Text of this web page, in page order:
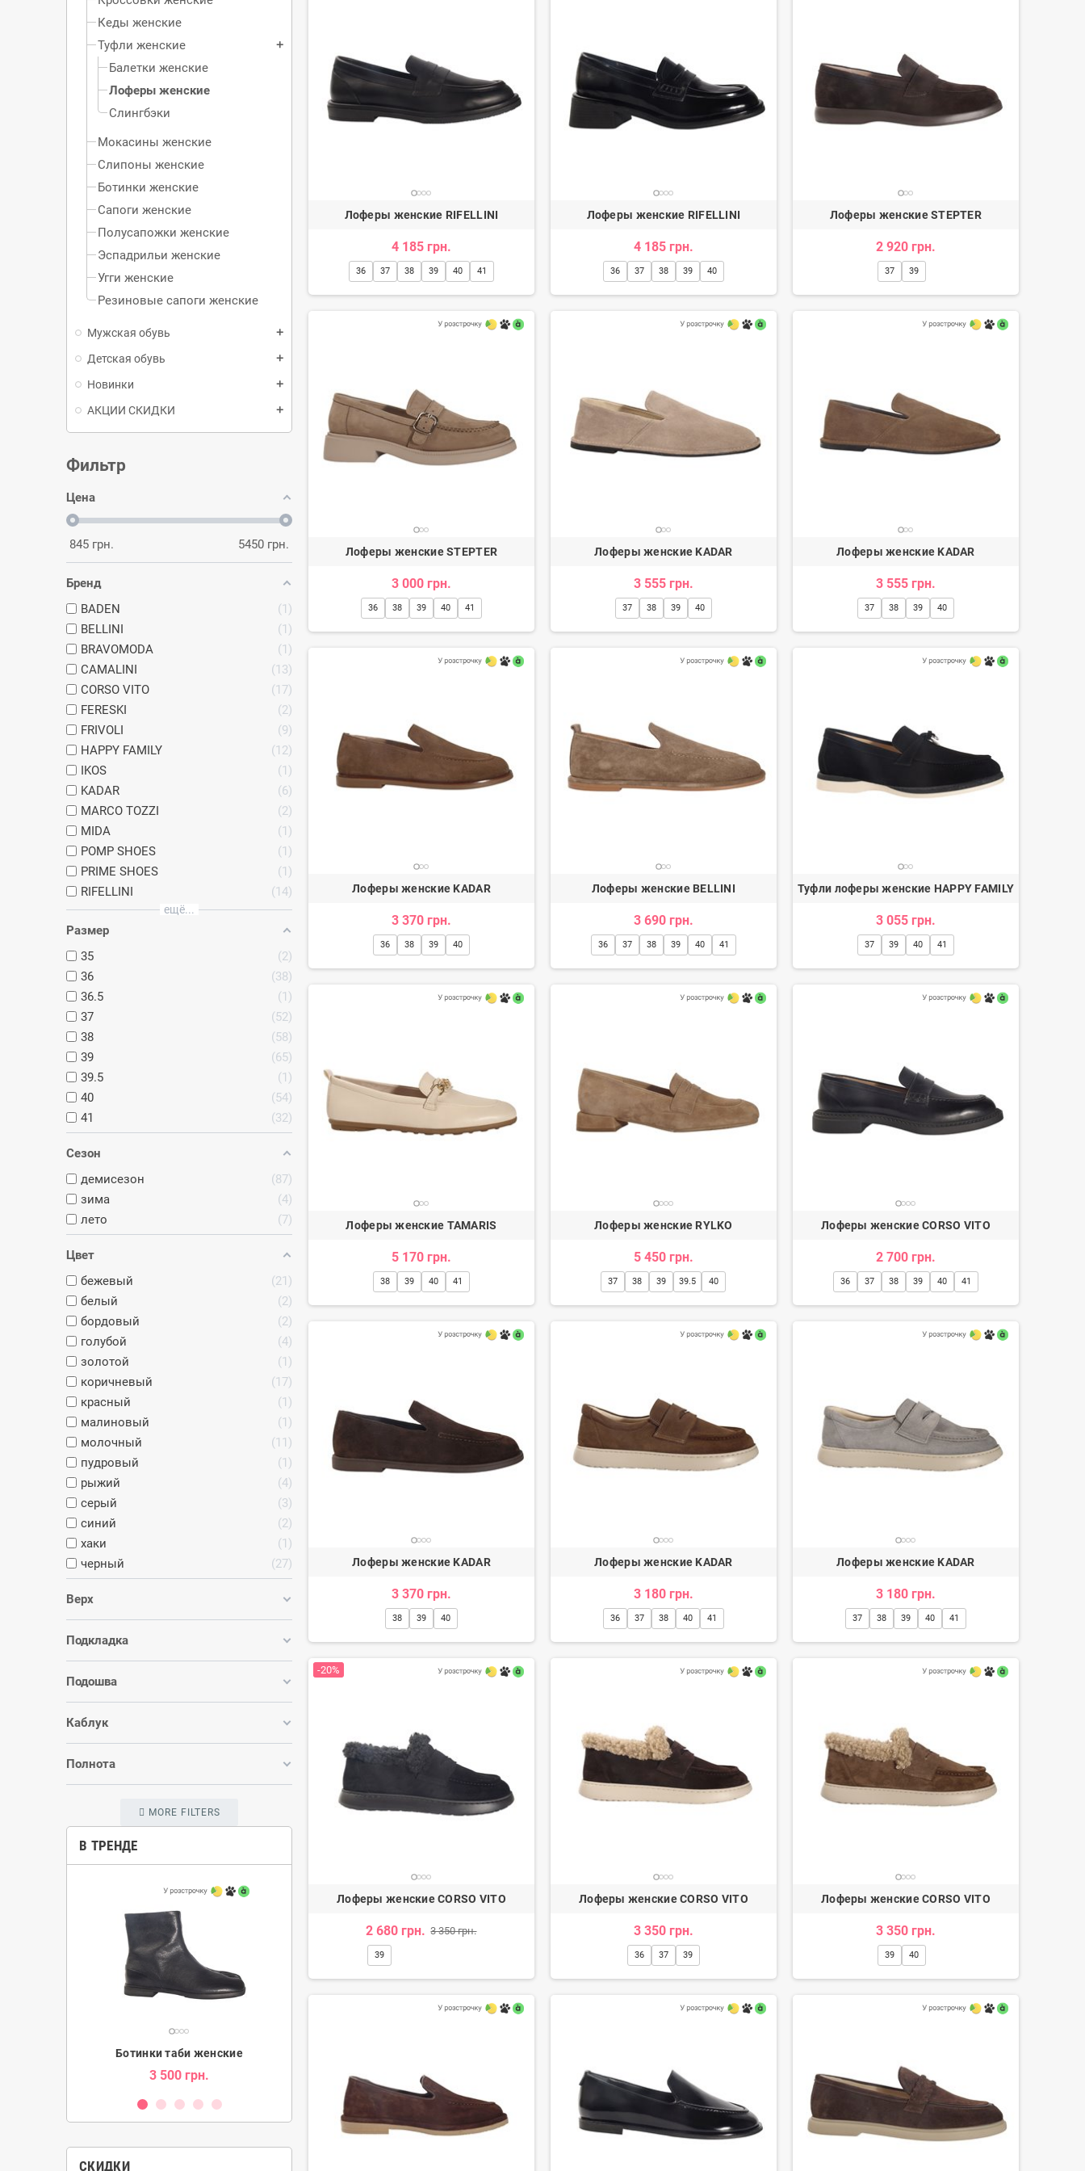
Кеды женские
Туфли женские
add
Балетки женские
Лоферы женские
Слингбэки
Мокасины женские
Слипоны женские
Ботинки женские
Сапоги женские
Полусапожки женские
Эспадрильи женские
Угги женские
Резиновые сапоги женские
Мужская обувь add
Детская обувь add
Новинки add
АКЦИИ СКИДКИ add
Фильтр
Цена
845 грн. 5450 грн.
Бренд
BADEN
1
BELLINI
1
BRAVOMODA
1
CAMALINI
13
CORSO VITO
17
FERESKI
2
FRIVOLI
9
HAPPY FAMILY
12
IKOS
1
KADAR
6
MARCO TOZZI
2
MIDA
1
POMP SHOES
1
PRIME SHOES
1
RIFELLINI
14
ещё...
Размер
35
2
36
38
36.5
1
37
52
38
58
39
65
39.5
1
40
54
41
32
Сезон
демисезон
87
зима
4
лето
7
Цвет
бежевый
21
белый
2
бордовый
2
голубой
4
золотой
1
коричневый
17
красный
1
малиновый
1
молочный
11
пудровый
1
рыжий
4
серый
3
синий
2
хаки
1
черный
27
Верх
Подкладка
Подошва
Каблук
Полнота
MORE FILTERS
В ТРЕНДЕ
Ботинки таби женские
3 500 грн. 2 080 грн. -20% 3 080 грн.
СКИДКИ
Лоферы женские RIFELLINI
4 185 грн.
36 37 38 39 40 41
Лоферы женские RIFELLINI
4 185 грн.
36 37 38 39 40
Лоферы женские STEPTER
2 920 грн.
37 39
Лоферы женские STEPTER
3 000 грн.
36 38 39 40 41
Лоферы женские KADAR
3 555 грн.
37 38 39 40
Лоферы женские KADAR
3 555 грн.
37 38 39 40
Лоферы женские KADAR
3 370 грн.
36 38 39 40
Лоферы женские BELLINI
3 690 грн.
36 37 38 39 40 41
Туфли лоферы женские HAPPY FAMILY
3 055 грн.
37 39 40 41
Лоферы женские TAMARIS
5 170 грн.
38 39 40 41
Лоферы женские RYLKO
5 450 грн.
37 38 39 39.5 40
Лоферы женские CORSO VITO
2 700 грн.
36 37 38 39 40 41
Лоферы женские KADAR
3 370 грн.
38 39 40
Лоферы женские KADAR
3 180 грн.
36 37 38 40 41
Лоферы женские KADAR
3 180 грн.
37 38 39 40 41
-20%
Лоферы женские CORSO VITO
2 680 грн. 3 350 грн.
39
Лоферы женские CORSO VITO
3 350 грн.
36 37 39
Лоферы женские CORSO VITO
3 350 грн.
39 40